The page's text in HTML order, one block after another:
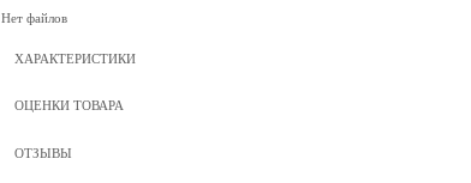
Нет файлов
ХАРАКТЕРИСТИКИ
ОЦЕНКИ ТОВАРА
ОТЗЫВЫ